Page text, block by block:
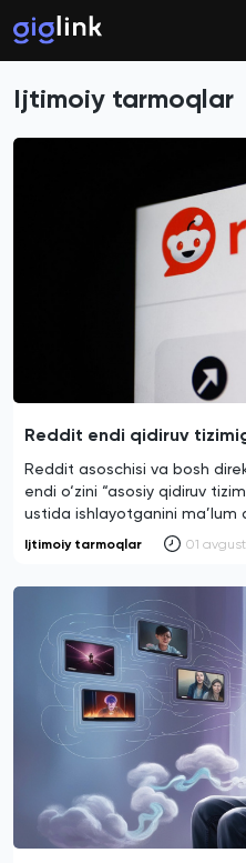
Ijtimoiy tarmoqlar
Reddit endi qidiruv
Reddit asoschisi va bosh
endi o‘zini “asosiy qidiruv
ustida ishlayotganini ma’lum
Ijtimoiy tarmoqlar 01